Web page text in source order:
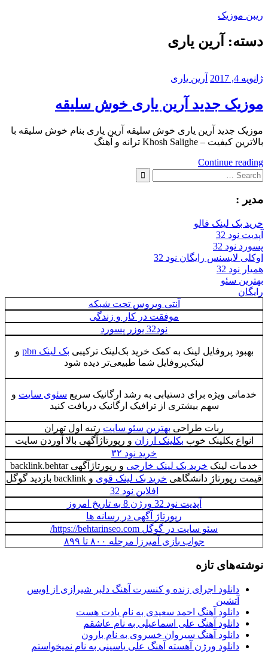
Skip
ریبن موزیک
دانلود
دسته: آرین یاری
ژانویه 4, 2017 آرین یاری
موزیک جدید آرین یاری خوش سلیقه
موزیک جدید آرین یاری خوش سلیقه آرین یاری بنام خوش سلیقه با
بالاترین کیفیت – Khosh Salighe ترانه و آهنگ
Continue reading
Search
for:
Search
مدیر :
خرید بک لینک فالو
آپدیت نود 32
پسورد نود 32
اوکلی لایسنس رایگان نود 32
همیار نود 32
بهترین سئو
رایگان
آنتی ویروس تحت شبکه
موفقت در کار و زندگی
نود32 یوزر پسورد
بهبود پروفایل لینک به کمک خرید بک‌لینک ترکیبی بک لینک pbn
و
لینک‌پروفایل شما طبیعی‌تر دیده شود
خدماتی ویژه برای دستیابی به رشد ارگانیک سریع سئوی سایت و
سهم بیشتری از ترافیک ارگانیک دریافت کنید
ربات طراحی بهترین سئو سایت رتبه اول تهران
انواع بکلینک خوب بکلینک ارزان و رپورتاژآگهی بالا آوردن سایت
خرید نود ۳۲
خدمات لینک خرید بک لینک خارجی و رپورتاژآگهی backlink.behtar
قیمت رپورتاژ دانشگاهی خرید بک لینک قوی و backlink بازدید گوگل
افلاین نود 32
آپدیت نود 32 ورژن 8 به تاریخ امروز
رپورتاژ آگهی در رسانه‌ ها
سئو سایت در گوگل https://behtarinseo.com/
جواب بازی آمیرزا مرحله ۸۰۰ تا ۸۹۹
نوشته‌های تازه
دانلود اجرای زنده و کنسرت آهنگ دلبر شیرازی از اویس
آتشین
دانلود آهنگ احمد سعیدی به نام یادت هست
دانلود آهنگ علی اسماعیلی به نام عاشقم
دانلود آهنگ سیروان خسروی به نام بارون
دانلود ورژن آهسته آهنگ علی یاسینی به نام نمیخواستم